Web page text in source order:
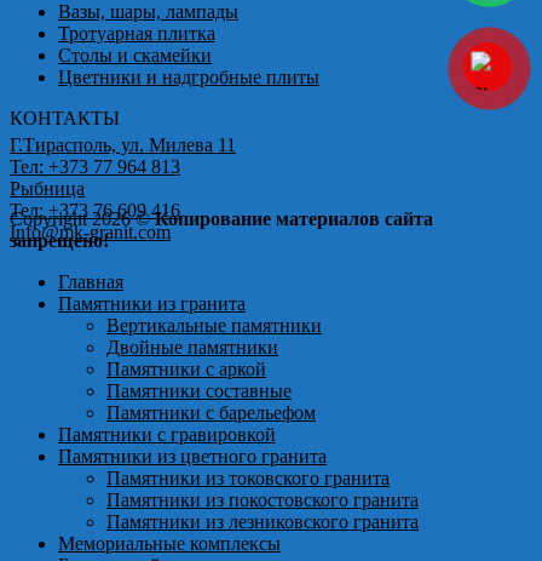
Вазы, шары, лампады
Тротуарная плитка
Столы и скамейки
Цветники и надгробные плиты
КОНТАКТЫ
Г.Тирасполь, ул. Милева 11
Тел: +373 77 964 813
Рыбница
Тел: +373 76 609 416
Info@mk-granit.com
Copyright 2026 ©Копирование материалов сайта
запрещено!
Главная
Памятники из гранита
Вертикальные памятники
Двойные памятники
Памятники с аркой
Памятники составные
Памятники с барельефом
Памятники с гравировкой
Памятники из цветного гранита
Памятники из токовского гранита
Памятники из покостовского гранита
Памятники из лезниковского гранита
Мемориальные комплексы